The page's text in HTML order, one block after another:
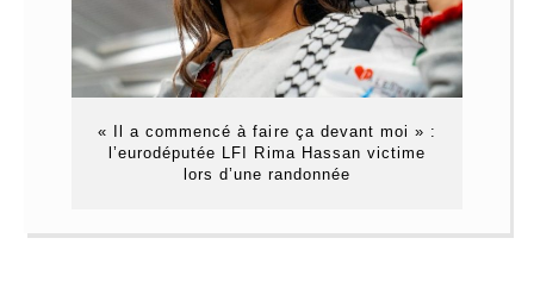
« Il a commencé à faire ça devant moi » :
l’eurodéputée LFI Rima Hassan victime
lors d’une randonnée